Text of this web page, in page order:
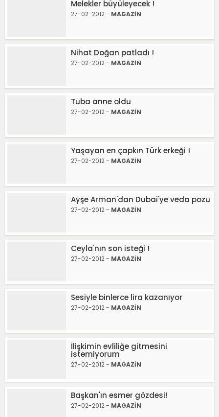
Melekler büyüleyecek !
27-02-2012 - MAGAZİN
Nihat Doğan patladı !
27-02-2012 - MAGAZİN
Tuba anne oldu
27-02-2012 - MAGAZİN
Yaşayan en çapkın Türk erkeği !
27-02-2012 - MAGAZİN
Ayşe Arman'dan Dubai'ye veda pozu
27-02-2012 - MAGAZİN
Ceyla'nın son isteği !
27-02-2012 - MAGAZİN
Sesiyle binlerce lira kazanıyor
27-02-2012 - MAGAZİN
İlişkimin evliliğe gitmesini
istemiyorum
27-02-2012 - MAGAZİN
Başkan'ın esmer gözdesi!
27-02-2012 - MAGAZİN